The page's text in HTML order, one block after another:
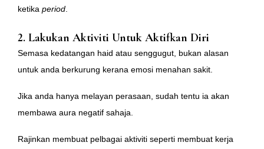
ketika period
2. Lakukan Aktiviti Untuk Aktifkan Diri
Semasa kedatangan haid atau senggugut, bukan alasan
untuk anda berkurung kerana emosi menahan sakit.
Jika anda hanya melayan perasaan, sudah tentu ia akan
membawa aura negatif sahaja.
Rajinkan membuat pelbagai aktiviti seperti membuat kerja